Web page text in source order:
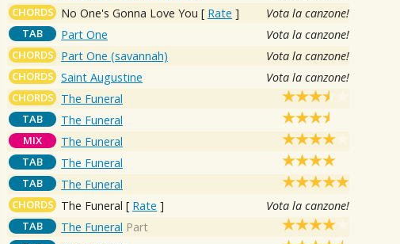
CHORDS No One's Gonna Love You [ Rate ] Vota la canzone!
TAB Part One Vota la canzone!
CHORDS Part One (savannah) Vota la canzone!
CHORDS Saint Augustine Vota la canzone!
CHORDS The Funeral
TAB The Funeral
MIX The Funeral
TAB The Funeral
TAB The Funeral
CHORDS The Funeral [ Rate ] Vota la canzone!
TAB The Funeral Part